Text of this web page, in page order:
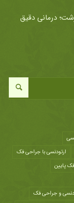
درمانی دقیق
ارتودنسی با جراحی فک
پایین
و جراحی فک